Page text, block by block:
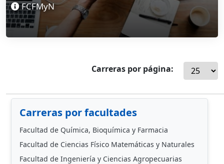
FCFMyN
Carreras por página:
Carreras por facultades
Facultad de Química, Bioquímica y Farmacia
Facultad de Ciencias Físico Matemáticas y Naturales
Facultad de Ingeniería y Ciencias Agropecuarias